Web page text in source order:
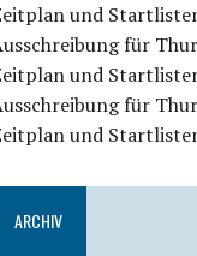
und
für
und
für
und
ARCHIV